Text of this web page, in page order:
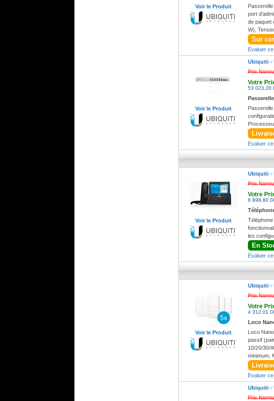
Voir le Produit
port
de paquet
W),
Sur
Evaluer ce
Voir le Produit
Ubiquiti -
Prix
Votre
53 023,20
Evaluer ce
Voir le Produit
Ubiquiti -
Prix
Votre
6 898,80
les
En
Evaluer ce
Voir le Produit
Ubiquiti -
Prix
Votre
4 312,01
Loco
Loco
passif
10/20/30/
minimum,
Evaluer ce
Ubiquiti -
Prix